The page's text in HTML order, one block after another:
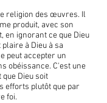
religion des œuvres. Il
produit, avec son
en ignorant ce que Dieu
à Dieu à sa
peut accepter un
obéissance. C'est une
Dieu soit
efforts plutôt que par
foi.